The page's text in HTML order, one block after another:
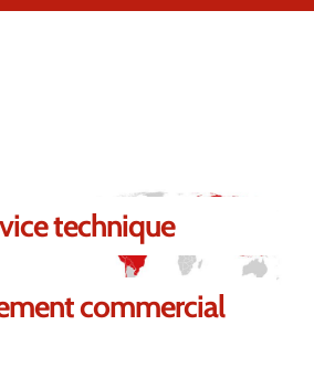
technique
commercial